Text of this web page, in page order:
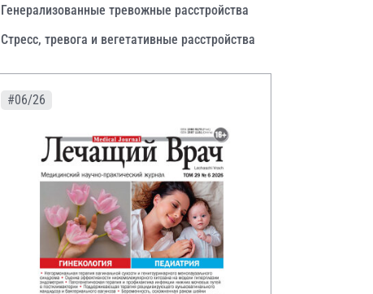
Генерализованные тревожные расстройства
Стресс, тревога и вегетативные расстройства
#06/26